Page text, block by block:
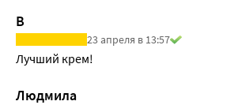
В
23 апреля в 13:57
Лучший крем!
Людмила